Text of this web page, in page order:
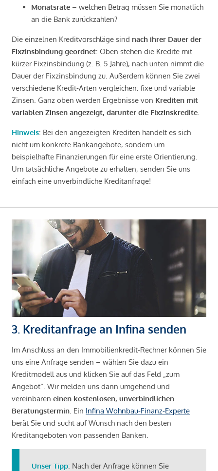
Monatsrate – welchen Betrag müssen Sie monatlich
an die Bank zurückzahlen?
Die einzelnen Kreditvorschläge sind nach ihrer Dauer der
Fixzinsbindung geordnet: Oben stehen die Kredite mit
kürzer Fixzinsbindung (z. B. 5 Jahre), nach unten nimmt die
Dauer der Fixzinsbindung zu. Außerdem können Sie zwei
verschiedene Kredit-Arten vergleichen: fixe und variable
Zinsen. Ganz oben werden Ergebnisse von Krediten mit
variablen Zinsen angezeigt, darunter die Fixzinskredite
Hinweis: Bei den angezeigten Krediten handelt es sich
nicht um konkrete Bankangebote, sondern um
beispielhafte Finanzierungen für eine erste Orientierung.
Um tatsächliche Angebote zu erhalten, senden Sie uns
einfach eine unverbindliche Kreditanfrage!
3. Kreditanfrage an Infina senden
Im Anschluss an den Immobilienkredit-Rechner können Sie
uns eine Anfrage senden – wählen Sie dazu ein
Kreditmodell aus und klicken Sie auf das Feld „zum
Angebot“. Wir melden uns dann umgehend und
vereinbaren einen kostenlosen, unverbindlichen
Beratungstermin . Ein Infina Wohnbau-Finanz-Experte
berät Sie und sucht auf Wunsch nach den besten
Kreditangeboten von passenden Banken.
Unser Tipp: Nach der Anfrage können Sie